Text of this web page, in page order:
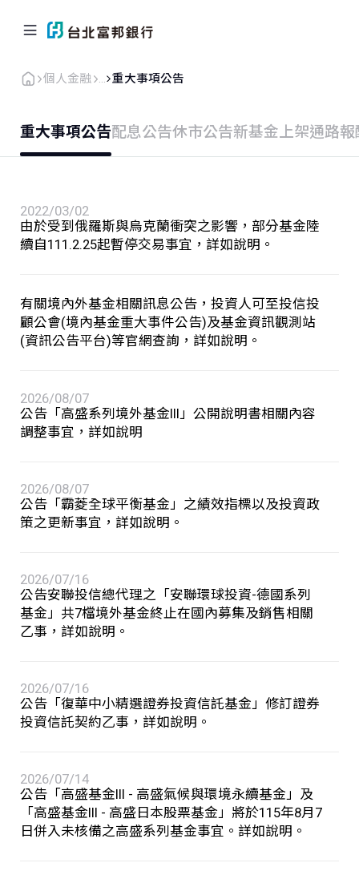
返回首頁
貸款
投資
信託
理財會員
個人金融 ... 重大事項公告
重大事項公告配息公告休市公告新基金上架通路報
2022/03/02
由於受到俄羅斯與烏克蘭衝突之影響，部分基金陸
續自111.2.25起暫停交易事宜，詳如說明。
有關境內外基金相關訊息公告，投資人可至投信投
顧公會(境內基金重大事件公告)及基金資訊觀測站
(資訊公告平台)等官網查詢，詳如說明。
2026/08/07
公告「高盛系列境外基金III」公開說明書相關內容
調整事宜，詳如說明
2026/08/07
公告「霸菱全球平衡基金」之績效指標以及投資政
策之更新事宜，詳如說明。
2026/07/16
公告安聯投信總代理之「安聯環球投資-德國系列
基金」共7檔境外基金終止在國內募集及銷售相關
乙事，詳如說明。
2026/07/16
公告「復華中小精選證券投資信託基金」修訂證券
投資信託契約乙事，詳如說明。
2026/07/14
公告「高盛基金III - 高盛氣候與環境永續基金」及
「高盛基金III - 高盛日本股票基金」將於115年8月7
日併入未核備之高盛系列基金事宜。詳如說明。